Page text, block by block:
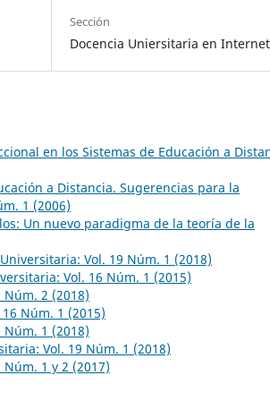
Sección
Docencia Uniersitaria en Internet
en los Sistemas de Educación a
a Distancia. Sugerencias para la
1 (2006)
Un nuevo paradigma de la teoría de la
Vol. 19 Núm. 1 (2018)
Vol. 16 Núm. 1 (2015)
2 (2018)
Núm. 1 (2015)
1 (2018)
Vol. 19 Núm. 1 (2018)
1 y 2 (2017)